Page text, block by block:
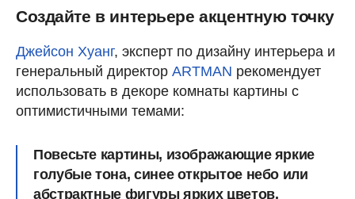
Создайте в интерьере акцентную точку
Джейсон Хуанг, эксперт по дизайну интерьера и
генеральный директор ARTMAN рекомендует
использовать в декоре комнаты картины с
оптимистичными темами:
Повесьте картины, изображающие яркие
голубые тона, синее открытое небо или
абстрактные фигуры ярких цветов.